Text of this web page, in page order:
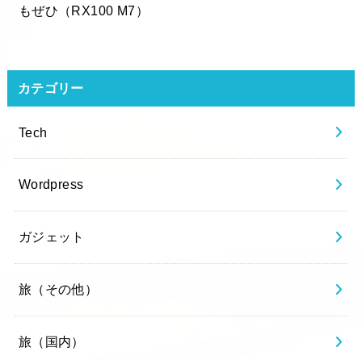
もぜひ（RX100 M7）
カテゴリー
Tech
Wordpress
ガジェット
旅（その他）
旅（国内）